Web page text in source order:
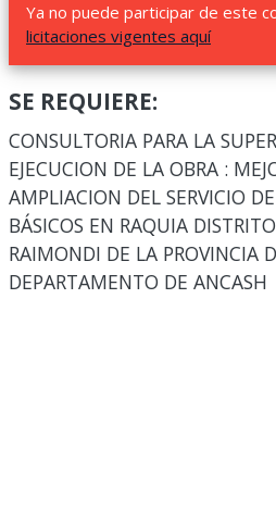
Ya no puede participar de este
licitaciones vigentes aquí
SE REQUIERE:
CONSULTORIA PARA LA
EJECUCION DE LA OBRA :
AMPLIACION DEL SERVICIO
BÁSICOS EN RAQUIA
RAIMONDI DE LA PROVINCIA
DEPARTAMENTO DE ANCASH